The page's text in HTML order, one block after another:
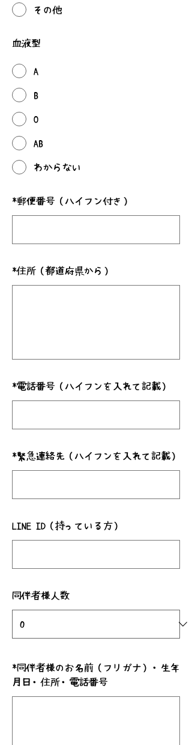
その他
血液型
A
B
O
AB
わからない
*郵便番号（ハイフン付き）
*住所（都道府県から）
*電話番号（ハイフンを入れて記載）
*緊急連絡先（ハイフンを入れて記載）
LINE ID（持っている方）
同伴者様人数
*同伴者様のお名前（フリガナ）・生年
月日・住所・電話番号